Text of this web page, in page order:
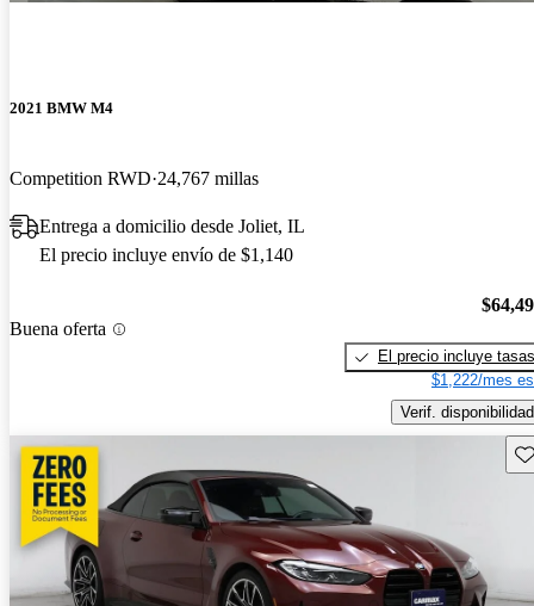
2021 BMW M4
Competition RWD 24,767 millas
Entrega a domicilio desde Joliet, IL
El precio incluye envío de $1,140
Buena oferta
El precio incluye tasas
$1,222/mes
Verif. disponibilidad